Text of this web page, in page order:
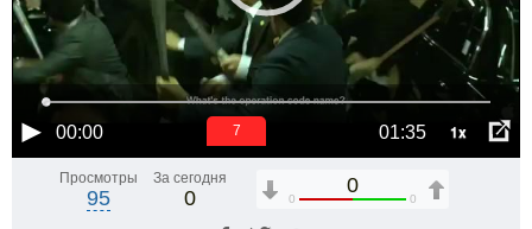
00:00 01:35 1x
6
Просмотры
95
За сегодня
0
0
0 0